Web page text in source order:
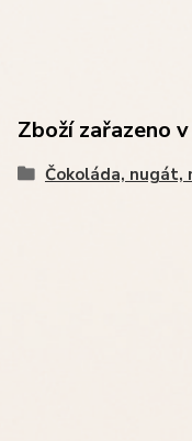
Zboží zařazeno
Čokoláda, nugát,